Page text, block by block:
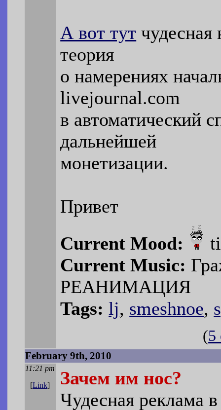
А вот тут чудесная
теория
о намерениях
livejournal.com
в автоматический
дальнейшей
монетизации.
Привет
Current Mood:
Current Music:
РЕАНИМАЦИЯ
Tags: lj, smeshnoe,
(5
February 9th, 2010
11:21 pm
[Link]
Зачем им нос?
Чудесная реклама